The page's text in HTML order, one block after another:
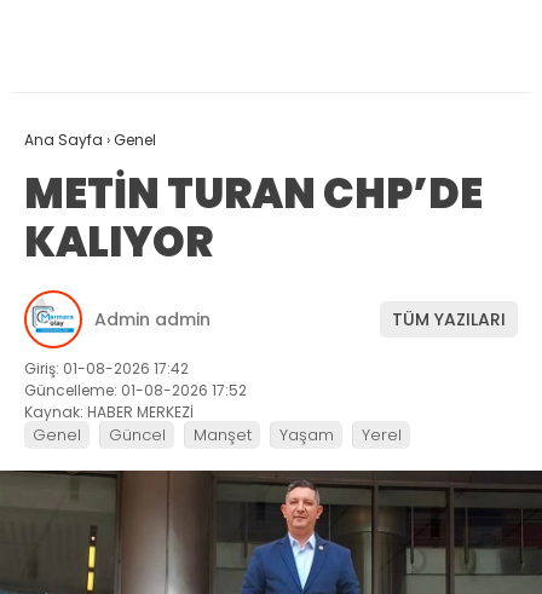
Ana Sayfa ›Genel
METİN TURAN CHP’DE
KALIYOR
Admin admin TÜM YAZILARI
Giriş: 01-08-2026 17:42
Güncelleme: 01-08-2026 17:52
Kaynak: HABER MERKEZİ
Genel Güncel Manşet Yaşam Yerel